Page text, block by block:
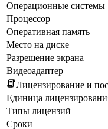
Операционные системы
Процессор
Оперативная память
Место на диске
Разрешение экрана
Видеоадаптер
Лицензирование и
Единица
Типы лицензий
Сроки